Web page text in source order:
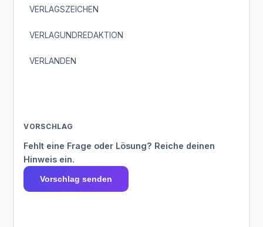
VERLAGSZEICHEN
VERLAGUNDREDAKTION
VERLANDEN
VORSCHLAG
Fehlt eine Frage oder Lösung? Reiche deinen
Hinweis ein.
Vorschlag senden